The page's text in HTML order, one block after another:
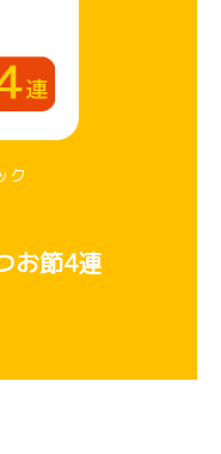
ク
お節4連